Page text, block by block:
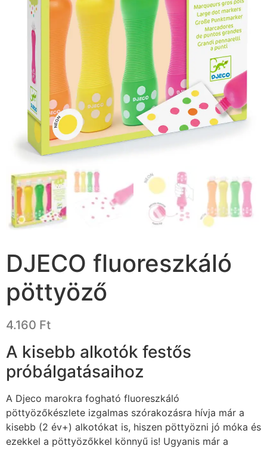
DJECO fluoreszkáló
pöttyöző
4.160 Ft
A kisebb alkotók festős
próbálgatásaihoz
A Djeco marokra fogható fluoreszkáló
pöttyözőkészlete izgalmas szórakozásra hívja már a
kisebb (2 év+) alkotókat is, hiszen pöttyözni jó móka és
ezekkel a pöttyözőkkel könnyű is! Ugyanis már a